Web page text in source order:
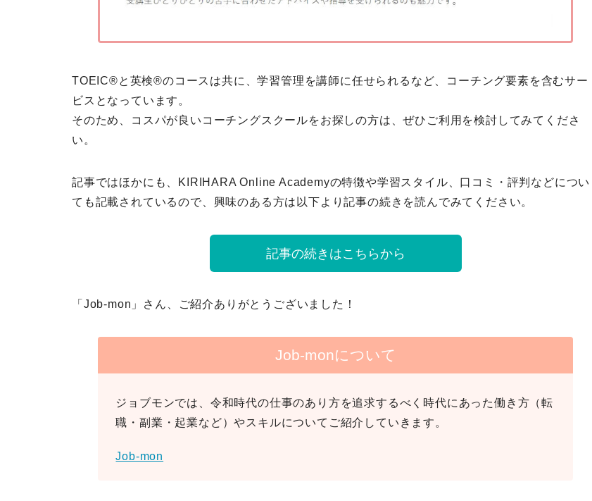
TOEIC®と英検®のコースは共に、学習管理を講師に任せられるなど、
コーチング要素を含むサー
ビス となっています。
そのため、コスパが良いコーチングスクールをお探しの方は、ぜひご利用を検討してみてくださ
い。
記事ではほかにも、KIRIHARA Online Academyの特徴や学習スタイル、口コミ・評判などについ
ても記載されているので、興味のある方は以下より記事の続きを読んでみてください。
記事の続きはこちらから
「Job-mon」さん、ご紹介ありがとうございました！
Job-monについて
ジョブモンでは、令和時代の仕事のあり方を追求するべく時代にあった働き方（転
職・副業・起業など）やスキルについてご紹介していきます。
Job-mon